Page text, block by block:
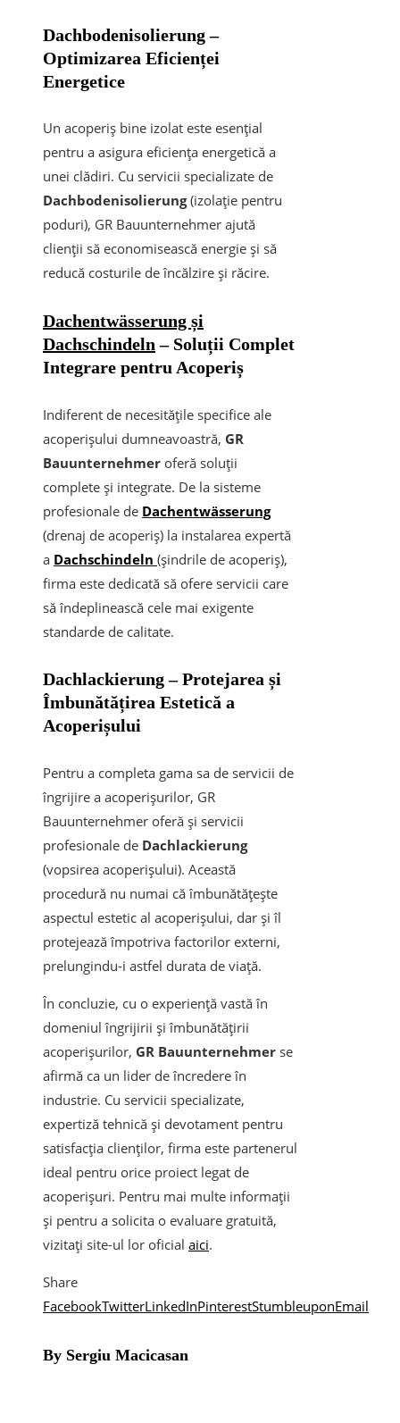
Dachbodenisolierung –
Optimizarea Eficienței
Energetice
Un acoperiș bine izolat este esențial
pentru a asigura eficiența energetică a
unei clădiri. Cu servicii specializate de
Dachbodenisolierung(izolație pentru
poduri), GR Bauunternehmer ajută
clienții să economisească energie și să
reducă costurile de încălzire și răcire.
Dachentwässerung și
Dachschindeln – Soluții Complet
Integrare pentru Acoperiș
Indiferent de necesitățile specifice ale
acoperișului dumneavoastră, GR
Bauunternehmer oferă soluții
complete și integrate. De la sisteme
profesionale de Dachentwässerung
(drenaj de acoperiș) la instalarea expertă
a Dachschindeln (șindrile de acoperiș),
firma este dedicată să ofere servicii care
să îndeplinească cele mai exigente
standarde de calitate.
Dachlackierung – Protejarea și
Îmbunătățirea Estetică a
Acoperișului
Pentru a completa gama sa de servicii de
îngrijire a acoperișurilor, GR
Bauunternehmer oferă și servicii
profesionale de Dachlackierung
(vopsirea acoperișului). Această
procedură nu numai că îmbunătățește
aspectul estetic al acoperișului, dar și îl
protejează împotriva factorilor externi,
prelungindu-i astfel durata de viață.
În concluzie, cu o experiență vastă în
domeniul îngrijirii și îmbunătățirii
acoperișurilor, GR Bauunternehmer se
afirmă ca un lider de încredere în
industrie. Cu servicii specializate,
expertiză tehnică și devotament pentru
satisfacția clienților, firma este partenerul
ideal pentru orice proiect legat de
acoperișuri. Pentru mai multe informații
și pentru a solicita o evaluare gratuită,
vizitați site-ul lor oficial aici.
Share
FacebookTwitterLinkedInPinterestStumbleuponEmail
By Sergiu Macicasan